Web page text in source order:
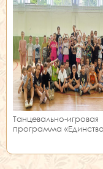
Танцевально-игровая
программа